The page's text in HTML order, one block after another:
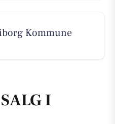
Kommune
I